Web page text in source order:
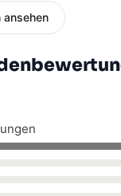
ansehen